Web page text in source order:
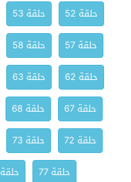
حلقة 52
حلقة 53
حلقة 57
حلقة 58
حلقة 62
حلقة 63
حلقة 67
حلقة 68
حلقة 72
حلقة 73
حلقة 77
حلقة 78